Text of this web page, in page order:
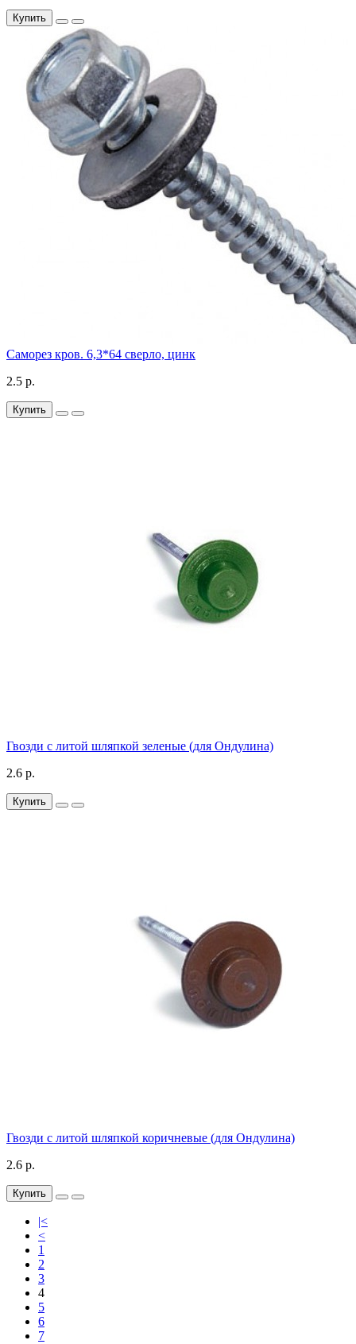
Купить
Саморез кров. 6,3*64 сверло, цинк
2.5 р.
Купить
Гвозди с литой шляпкой зеленые (для Ондулина)
2.6 р.
Купить
Гвозди с литой шляпкой коричневые (для Ондулина)
2.6 р.
Купить
|<
<
1
2
3
4
5
6
7